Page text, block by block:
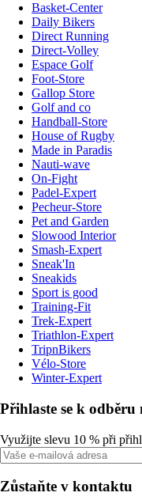
Basket-Center
Daily Bikers
Direct Running
Direct-Volley
Espace Golf
Foot-Store
Gallop Store
Golf and co
Handball-Store
House of Rugby
Made in Paradis
Nauti-wave
On-Fight
Padel-Expert
Pecheur-Store
Pet and Garden
Slowood Interior
Smash-Expert
Sneak'In
Sneakids
Sport is good
Training-Fit
Trek-Expert
Triathlon-Expert
TripnBikers
Vélo-Store
Winter-Expert
Přihlaste se k odběru
Využijte slevu 10 % při
Zůstaňte v kontaktu